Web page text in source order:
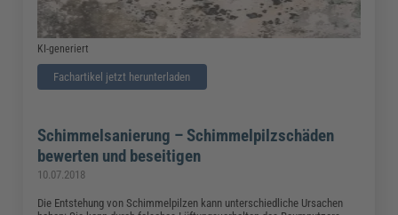
KI-generiert
Fachartikel jetzt herunterladen
Schimmelsanierung – Schimmelpilzschäden
bewerten und beseitigen
10.07.2018
Die Entstehung von Schimmelpilzen kann unterschiedliche Ursachen